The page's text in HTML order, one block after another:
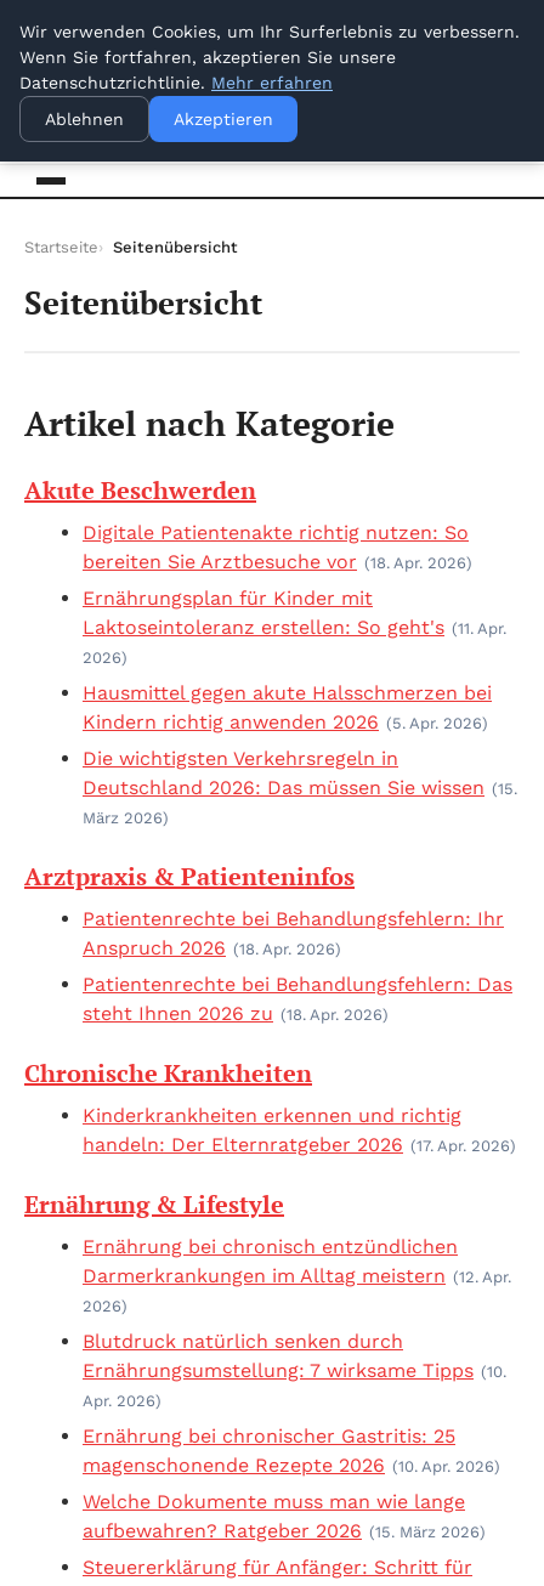
vendredi 7 août 2026
venbrux
Ihr vertrauenswürdiger Informationspartner
Startseite Seitenübersicht
Seitenübersicht
Artikel nach Kategorie
Akute Beschwerden
Digitale Patientenakte richtig nutzen: So
bereiten Sie Arztbesuche vor (18. Apr. 2026)
Ernährungsplan für Kinder mit
Laktoseintoleranz erstellen: So geht's (11. Apr.
2026)
Hausmittel gegen akute Halsschmerzen bei
Kindern richtig anwenden 2026 (5. Apr. 2026)
Die wichtigsten Verkehrsregeln in
Deutschland 2026: Das müssen Sie wissen (15.
März 2026)
Arztpraxis & Patienteninfos
Patientenrechte bei Behandlungsfehlern: Ihr
Anspruch 2026 (18. Apr. 2026)
Patientenrechte bei Behandlungsfehlern: Das
steht Ihnen 2026 zu (18. Apr. 2026)
Chronische Krankheiten
Kinderkrankheiten erkennen und richtig
handeln: Der Elternratgeber 2026 (17. Apr. 2026)
Ernährung & Lifestyle
Ernährung bei chronisch entzündlichen
Darmerkrankungen im Alltag meistern (12. Apr.
2026)
Blutdruck natürlich senken durch
Ernährungsumstellung: 7 wirksame Tipps (10.
Apr. 2026)
Ernährung bei chronischer Gastritis: 25
magenschonende Rezepte 2026 (10. Apr. 2026)
Welche Dokumente muss man wie lange
aufbewahren? Ratgeber 2026 (15. März 2026)
Steuererklärung für Anfänger: Schritt für
Wir verwenden Cookies, um Ihr Surferlebnis zu verbessern.
Wenn Sie fortfahren, akzeptieren Sie unsere
Datenschutzrichtlinie. Mehr erfahren
Ablehnen
Akzeptieren